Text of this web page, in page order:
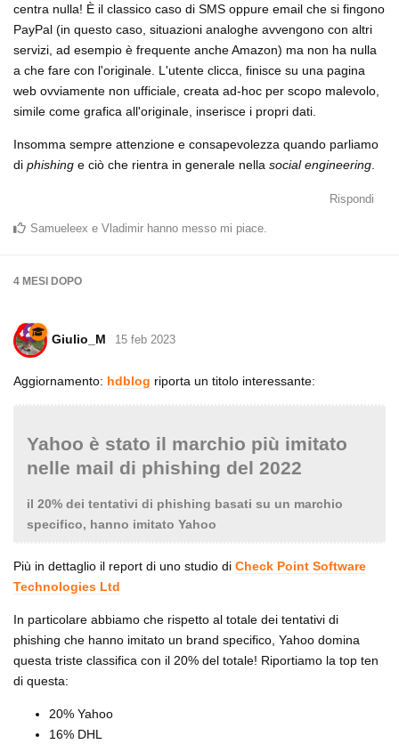
centra nulla! È il classico caso di SMS oppure email che si fingono
PayPal (in questo caso, situazioni analoghe avvengono con altri
servizi, ad esempio è frequente anche Amazon) ma non ha nulla
a che fare con l'originale. L'utente clicca, finisce su una pagina
web ovviamente non ufficiale, creata ad-hoc per scopo malevolo,
simile come grafica all'originale, inserisce i propri dati.
Insomma sempre attenzione e consapevolezza quando parliamo
di phishing e ciò che rientra in generale nella social engineering
Rispondi
Samueleex e Vladimir hanno messo mi piace
4 MESI DOPO
Giulio_M 15 feb 2023
Aggiornamento: hdblog riporta un titolo interessante:
Yahoo è stato il marchio più imitato
nelle mail di phishing del 2022
il 20% dei tentativi di phishing basati su un marchio
specifico, hanno imitato Yahoo
Più in dettaglio il report di uno studio di Check Point Software
Technologies Ltd
In particolare abbiamo che rispetto al totale dei tentativi di
phishing che hanno imitato un brand specifico, Yahoo domina
questa triste classifica con il 20% del totale! Riportiamo la top ten
di questa:
20% Yahoo
16% DHL